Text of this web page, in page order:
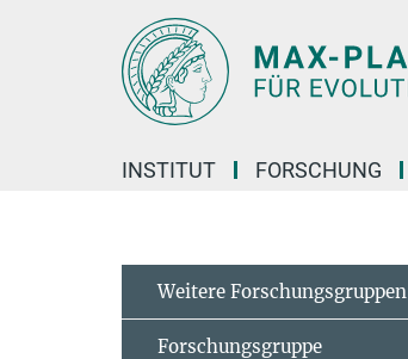
INSTITUT FORSCHUNG
Weitere Forschungsgruppen
Forschungsgruppe